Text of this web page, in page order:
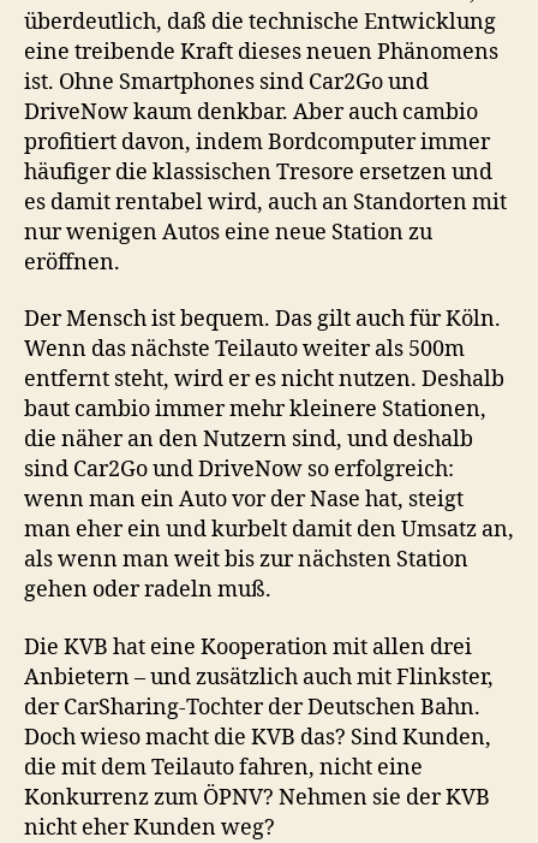
überdeutlich, daß die technische Entwicklung
eine treibende Kraft dieses neuen Phänomens
ist. Ohne Smartphones sind Car2Go und
DriveNow kaum denkbar. Aber auch cambio
profitiert davon, indem Bordcomputer immer
häufiger die klassischen Tresore ersetzen und
es damit rentabel wird, auch an Standorten mit
nur wenigen Autos eine neue Station zu
eröffnen.
Der Mensch ist bequem. Das gilt auch für Köln.
Wenn das nächste Teilauto weiter als 500m
entfernt steht, wird er es nicht nutzen. Deshalb
baut cambio immer mehr kleinere Stationen,
die näher an den Nutzern sind, und deshalb
sind Car2Go und DriveNow so erfolgreich:
wenn man ein Auto vor der Nase hat, steigt
man eher ein und kurbelt damit den Umsatz an,
als wenn man weit bis zur nächsten Station
gehen oder radeln muß.
Die KVB hat eine Kooperation mit allen drei
Anbietern – und zusätzlich auch mit Flinkster,
der CarSharing-Tochter der Deutschen Bahn.
Doch wieso macht die KVB das? Sind Kunden,
die mit dem Teilauto fahren, nicht eine
Konkurrenz zum ÖPNV? Nehmen sie der KVB
nicht eher Kunden weg?